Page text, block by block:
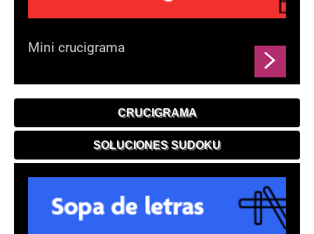
Mini crucigrama
CRUCIGRAMA
SOLUCIONES SUDOKU